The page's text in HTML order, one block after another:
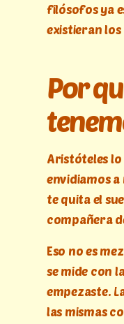
filósofos ya
existieran
Por
Aristóteles
envidiamos
te quita el
compañera
Eso no es
se mide con
empezaste.
las mismas